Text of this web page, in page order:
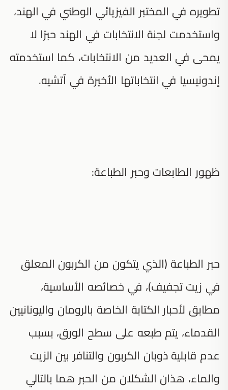
تطويره في المختبر الفيزيائي الوطني في الهند،
واستخدمت لجنة الانتخابات في الهند حبرًا لا
يمحى في العديد من الانتخابات، كما استخدمته
إندونيسيا في انتخاباتها الأخيرة في آتشيه.
ظهور الطابعات وحبر الطباعة:
حبر الطباعة (الذي يتكون من الكربون المعلق
في زيت تجفيف)، في خصائصه الأساسية،
مطابق لأحبار الكتابة الخاصة بالرومان واليونانيين
القدماء، يتم طبعه على سطح الورق، بسبب
عدم قابلية ذوبان الكربون والتنافر بين الزيت
والماء، هذان الشكلان من الحبر هما بالتالي